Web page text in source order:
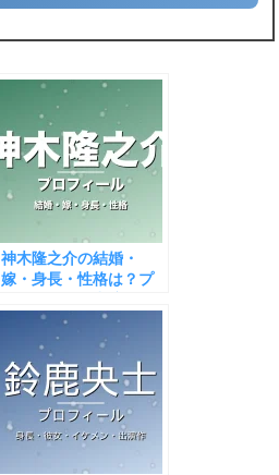
神木隆之介の結婚・
嫁・身長・性格は？プ